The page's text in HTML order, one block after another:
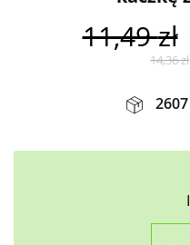
11,49zł
14,36zł